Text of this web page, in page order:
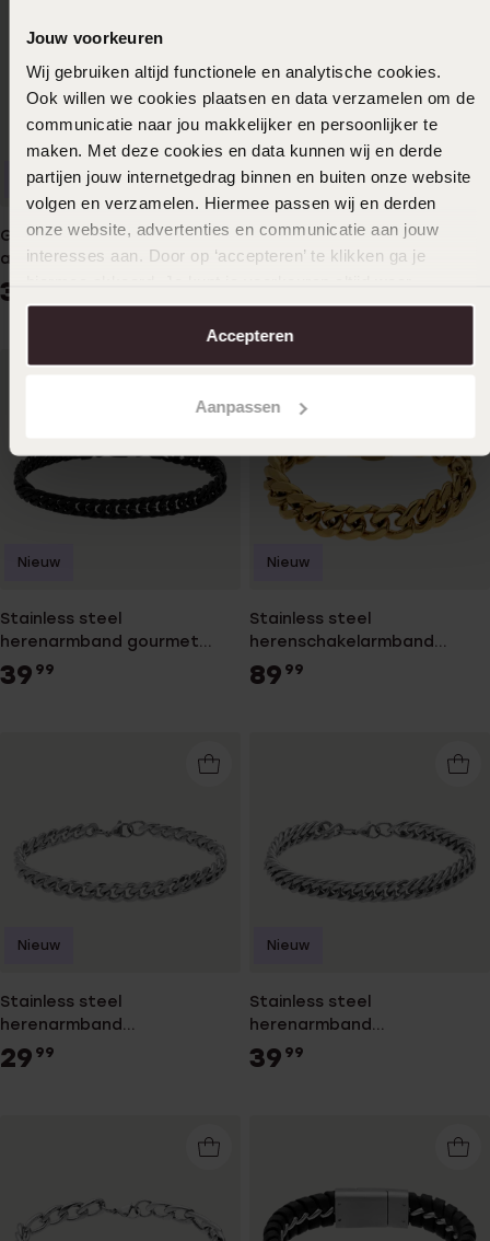
Jouw voorkeuren
Wij gebruiken altijd functionele en analytische cookies.
Ook willen we cookies plaatsen en data verzamelen om de
communicatie naar jou makkelijker en persoonlijker te
maken. Met deze cookies en data kunnen wij en derde
partijen jouw internetgedrag binnen en buiten onze website
volgen en verzamelen. Hiermee passen wij en derden
onze website, advertenties en communicatie aan jouw
interesses aan. Door op ‘accepteren’ te klikken ga je
aanpassen. Lees er meer over in onscookiebeleid.
Accepteren
Aanpassen
Gerecycleerd stainless steel
armband gourmetschakel
mat
39
Duurzamer
Gerecycleerd stainless steel
armband gourmetschakel
Duurzamer
Stainless steel
herenarmband gourmet
schakel zwart
39 99
Nieuw
Stainless steel
herenschakelarmband
goudkleurig
89 99
Nieuw
Stainless steel
herenarmband
gourmetschakel
29 99
Nieuw
Stainless steel
herenarmband
gourmetschakel
39 99
Nieuw